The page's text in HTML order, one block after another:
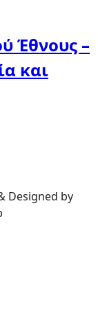
Έθνους –
και
Designed by